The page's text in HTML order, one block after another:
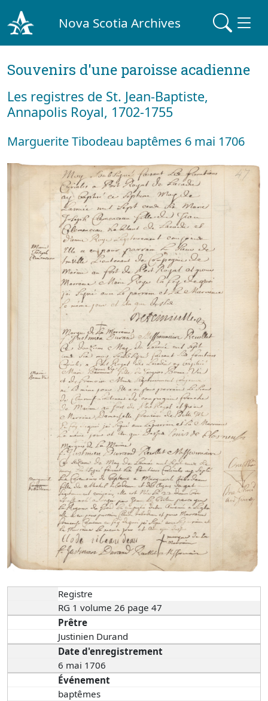
Nova Scotia Archives
Souvenirs d'une paroisse acadienne
Les registres de St. Jean-Baptiste,
Annapolis Royal, 1702-1755
Marguerite Tibodeau baptêmes 6 mai 1706
Registre
RG 1 volume 26 page 47
Prêtre
Justinien Durand
Date d'enregistrement
6 mai 1706
Événement
baptêmes